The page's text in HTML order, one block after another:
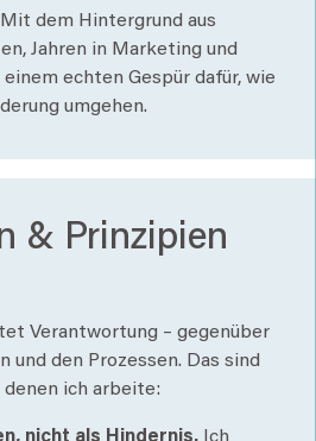
dem Hintergrund aus
Jahren in Marketing und
echten Gespür dafür, wie
umgehen.
& Prinzipien
Verantwortung – gegenüber
und den Prozessen. Das sind
denen ich arbeite:
nicht als Hindernis.Ich